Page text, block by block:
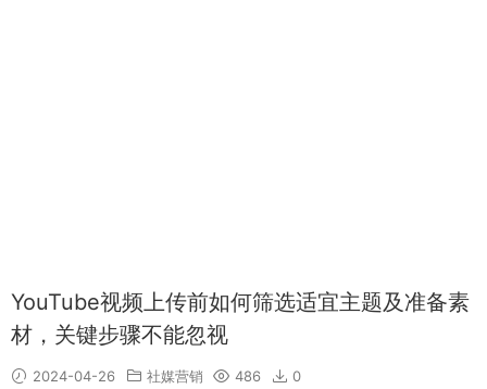
YouTube视频上传前如何筛选适宜主题及准备素
材，关键步骤不能忽视
2024-04-26 社媒营销 486 0